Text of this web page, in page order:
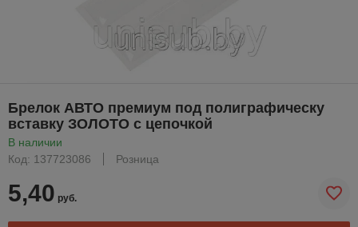
Брелок АВТО премиум под полиграфическу
вставку ЗОЛОТО с цепочкой
В наличии
Код: 137723086
Розница
5,40 руб.